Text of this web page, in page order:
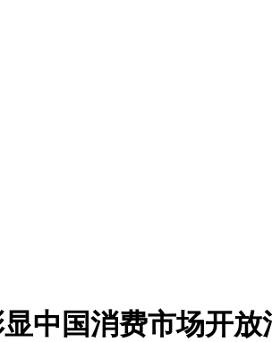
复杂环境
中国消费市场开放